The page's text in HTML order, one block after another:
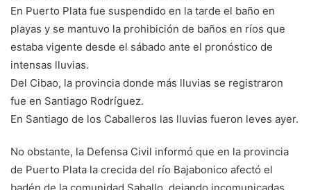
En Puerto Plata fue suspendido en la tarde el baño en
playas y se mantuvo la prohibición de baños en ríos que
estaba vigente desde el sábado ante el pronóstico de
intensas lluvias.
Del Cibao, la provincia donde más lluvias se registraron
fue en Santiago Rodríguez.
En Santiago de los Caballeros las lluvias fueron leves ayer.
No obstante, la Defensa Civil informó que en la provincia
de Puerto Plata la crecida del río Bajabonico afectó el
badén de la comunidad Saballo, dejando incomunicadas